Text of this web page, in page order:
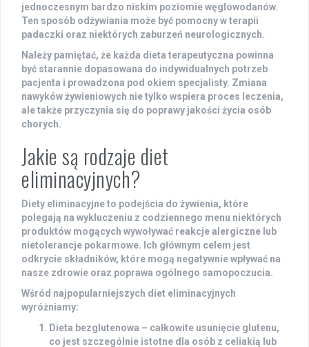
jednoczesnym bardzo niskim poziomie węglowodanów.
Ten sposób odżywiania może być pomocny w terapii
padaczki oraz niektórych zaburzeń neurologicznych.
Należy pamiętać, że każda dieta terapeutyczna powinna
być starannie dopasowana do indywidualnych potrzeb
pacjenta i prowadzona pod okiem specjalisty. Zmiana
nawyków żywieniowych nie tylko wspiera proces leczenia,
ale także przyczynia się do poprawy jakości życia osób
chorych.
Jakie są rodzaje diet
eliminacyjnych?
Diety eliminacyjneto podejścia do żywienia, które
polegają na wykluczeniu z codziennego menu niektórych
produktów mogących wywoływać reakcje alergiczne lub
nietolerancje pokarmowe. Ich głównym celem jest
odkrycie składników, które mogą negatywnie wpływać na
nasze zdrowie oraz poprawa ogólnego samopoczucia.
Wśród najpopularniejszych diet eliminacyjnych
wyróżniamy:
Dieta bezglutenowa – całkowite usunięcie glutenu,
co jest szczególnie istotne dla osób z celiakią lub